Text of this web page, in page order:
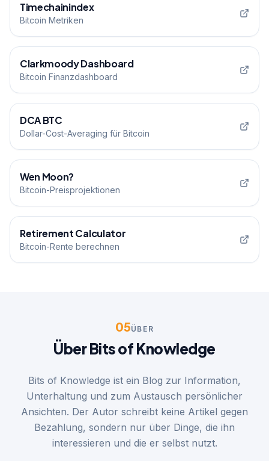
Timechainindex
Bitcoin Metriken
Clarkmoody Dashboard
Bitcoin Finanzdashboard
DCA BTC
Dollar-Cost-Averaging für Bitcoin
Wen Moon?
Bitcoin-Preisprojektionen
Retirement Calculator
Bitcoin-Rente berechnen
05ÜBER
Über Bits of Knowledge
Bits of Knowledge ist ein Blog zur Information,
Unterhaltung und zum Austausch persönlicher
Ansichten. Der Autor schreibt keine Artikel gegen
Bezahlung, sondern nur über Dinge, die ihn
interessieren und die er selbst nutzt.